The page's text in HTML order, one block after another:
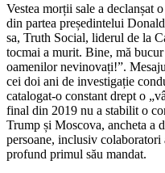
Vestea morții sale a declanșat
din partea președintelui
sa, Truth Social, liderul de la
tocmai a murit. Bine, mă
oamenilor nevinovați!”.
cei doi ani de investigație
catalogat-o constant drept o
final din 2019 nu a stabilit o
Trump și Moscova, ancheta a
persoane, inclusiv
profund primul său mandat.